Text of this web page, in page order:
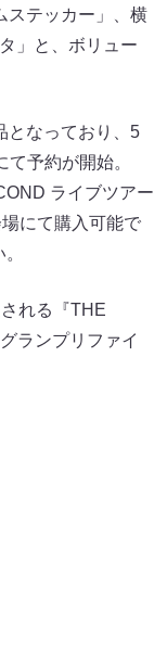
ステッカー」、横
」と、ボリュー
となっており、5
予約が開始。
ライブツアー
にて購入可能で
れる『THE
ランプリファイ